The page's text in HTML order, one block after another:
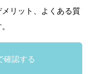
リット、よくある質
確認する